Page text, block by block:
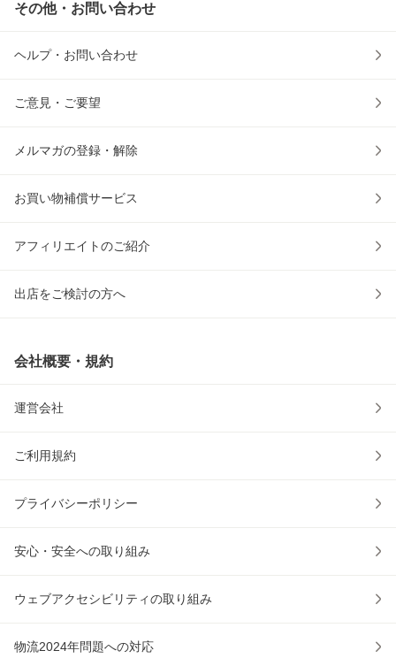
その他・お問い合わせ
ヘルプ・お問い合わせ
ご意見・ご要望
メルマガの登録・解除
お買い物補償サービス
アフィリエイトのご紹介
出店をご検討の方へ
会社概要・規約
運営会社
ご利用規約
プライバシーポリシー
安心・安全への取り組み
ウェブアクセシビリティの取り組み
物流2024年問題への対応